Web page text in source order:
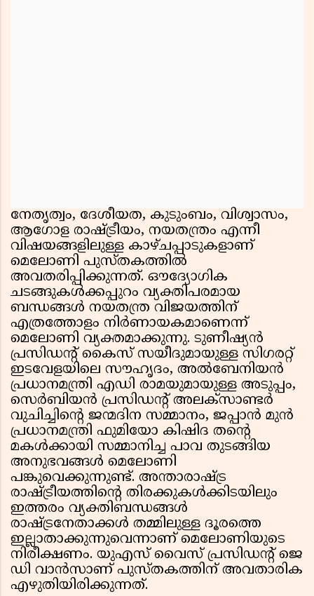
നേതൃത്വം, ദേശീയത, കുടുംബം, വിശ്വാസം,
ആഗോള രാഷ്ട്രീയം, നയതന്ത്രം എന്നീ
വിഷയങ്ങളിലുള്ള കാഴ്ചപ്പാടുകളാണ്
മെലോണി പുസ്തകത്തിൽ
അവതരിപ്പിക്കുന്നത്. ഔദ്യോഗിക
ചടങ്ങുകൾക്കപ്പുറം വ്യക്തിപരമായ
ബന്ധങ്ങൾ നയതന്ത്ര വിജയത്തിന്
എത്രത്തോളം നിർണായകമാണെന്ന്
മെലോണി വ്യക്തമാക്കുന്നു. ടുണീഷ്യൻ
പ്രസിഡൻ്റ് കൈസ് സയീദുമായുള്ള സിഗരറ്റ്
ഇടവേളയിലെ സൗഹൃദം, അൽബേനിയൻ
പ്രധാനമന്ത്രി എഡി രാമയുമായുള്ള അടുപ്പം,
സെർബിയൻ പ്രസിഡൻ്റ് അലക്സാണ്ടർ
വുചിച്ചിൻ്റെ ജന്മദിന സമ്മാനം, ജപ്പാൻ മുൻ
പ്രധാനമന്ത്രി ഫുമിയോ കിഷിദ തൻ്റെ
മകൾക്കായി സമ്മാനിച്ച പാവ തുടങ്ങിയ
അനുഭവങ്ങൾ മെലോണി
പങ്കുവെക്കുന്നുണ്ട്. അന്താരാഷ്ട്ര
രാഷ്ട്രീയത്തിൻ്റെ തിരക്കുകൾക്കിടയിലും
ഇത്തരം വ്യക്തിബന്ധങ്ങൾ
രാഷ്ട്രനേതാക്കൾ തമ്മിലുള്ള ദൂരത്തെ
ഇല്ലാതാക്കുന്നുവെന്നാണ് മെലോണിയുടെ
നിരീക്ഷണം. യുഎസ് വൈസ് പ്രസിഡൻ്റ് ജെ
ഡി വാൻസാണ് പുസ്തകത്തിന് അവതാരിക
എഴുതിയിരിക്കുന്നത്.